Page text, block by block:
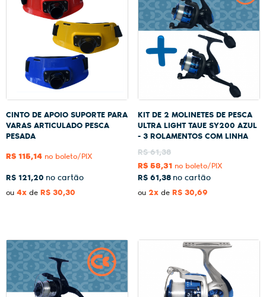
CINTO DE APOIO SUPORTE PARA
VARAS ARTICULADO PESCA
PESADA
R$ 121,20
R$ 115,14 no boleto/PIX
ou 4x de R$ 30,30
KIT DE 2 MOLINETES DE PESCA
ULTRA LIGHT TAUE SY200 AZUL
- 3 ROLAMENTOS COM LINHA
R$ 61,38
R$ 61,38
R$ 58,31 no boleto/PIX
ou 2x de R$ 30,69